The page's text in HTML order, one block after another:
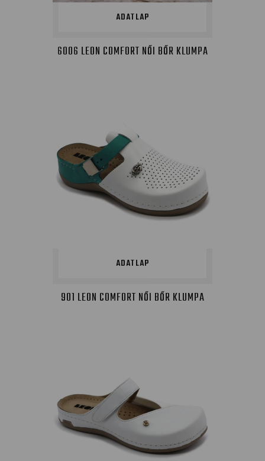
ADATLAP
6006 LEON COMFORT NŐI BŐR KLUMPA
ADATLAP
901 LEON COMFORT NŐI BŐR KLUMPA